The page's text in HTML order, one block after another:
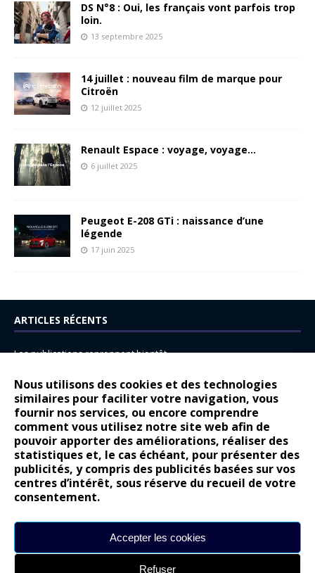
Nous utilisons des cookies et des technologies
similaires pour faciliter votre navigation, vous
fournir nos services, ou encore comprendre
comment vous utilisez notre site web afin de
pouvoir apporter des améliorations, réaliser des
statistiques et, le cas échéant, pour présenter des
publicités, y compris des publicités basées sur vos
centres d’intérêt, sous réserve du recueil de votre
consentement.
Accepter les cookies
Refuser
DS N°8 : Oui, les français vont parfois trop
loin.
13 septembre 2025
14 juillet : nouveau film de marque pour
Citroën
12 juillet 2025
Renault Espace : voyage, voyage…
6 juillet 2025
Peugeot E-208 GTi : naissance d’une
légende
17 juin 2025
ARTICLES RÉCENTS
Les publications reprennent bientôt…
14 juillet : nouveau film de marque pour Citroën
Renault Espace : voyage, voyage…
Peugeot E-208 GTi : naissance d’une légende
COMMENTAIRES RÉCENTS
Bernard Dardartdans
Gilly
gyo